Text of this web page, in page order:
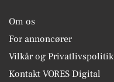
Om os
For annoncører
Vilkår og Privatlivspolitik
Kontakt VORES Digital